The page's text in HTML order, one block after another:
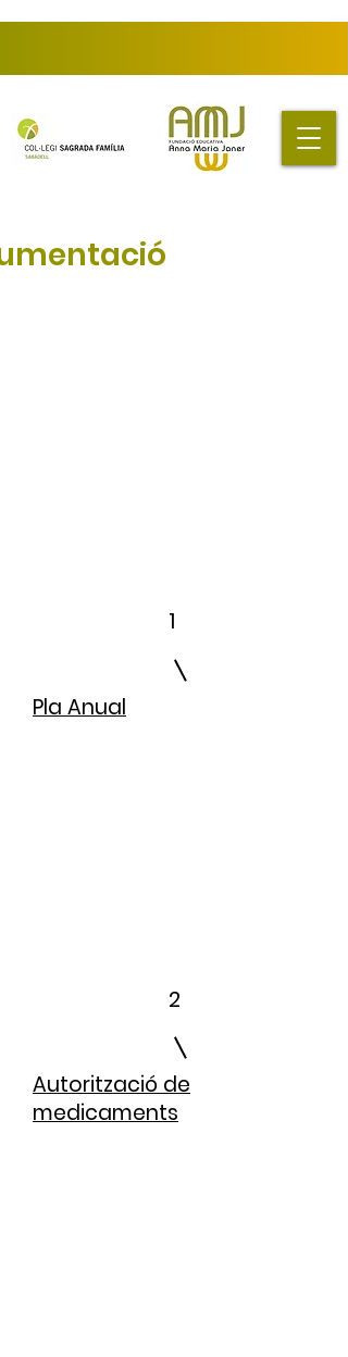
1
Pla Anual
2
Autorització de
medicaments